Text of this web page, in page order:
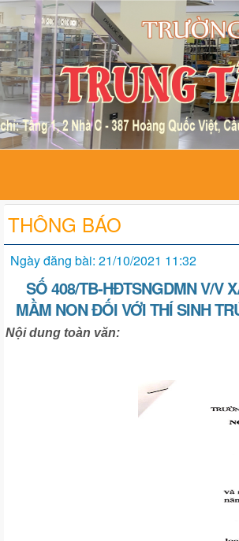
THÔNG BÁO
Ngày đăng bài: 21/10/2021 11:32
SỐ 408/TB-HĐTSNGDMN V/V
MẦM NON ĐỐI VỚI THÍ SINH
Nội dung toàn văn: